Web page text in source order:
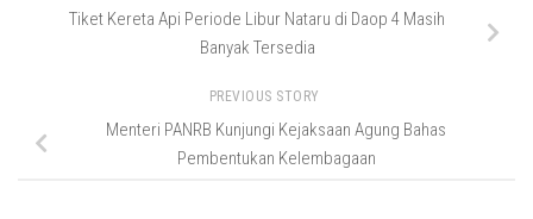
Tiket Kereta Api Periode Libur Nataru di Daop 4 Masih
Banyak Tersedia
PREVIOUS STORY
Menteri PANRB Kunjungi Kejaksaan Agung Bahas
Pembentukan Kelembagaan